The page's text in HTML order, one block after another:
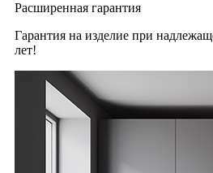
Расширенная гарантия
Гарантия на изделие при
лет!